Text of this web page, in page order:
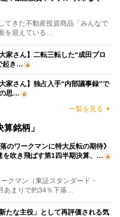
きた不動産投資商品「みんなで
を迎えている…
家さん】二転三転した“成田プロ
起き…
家さん】独占入手“内部議事録”で
思…
一覧を見る
銘柄」
のワークマンに特大反転の期待》
を吹き飛ばす第1四半期決算、…
クマン（東証スタンダード・
あまりで約34％下落…
たな主役」として再評価される気